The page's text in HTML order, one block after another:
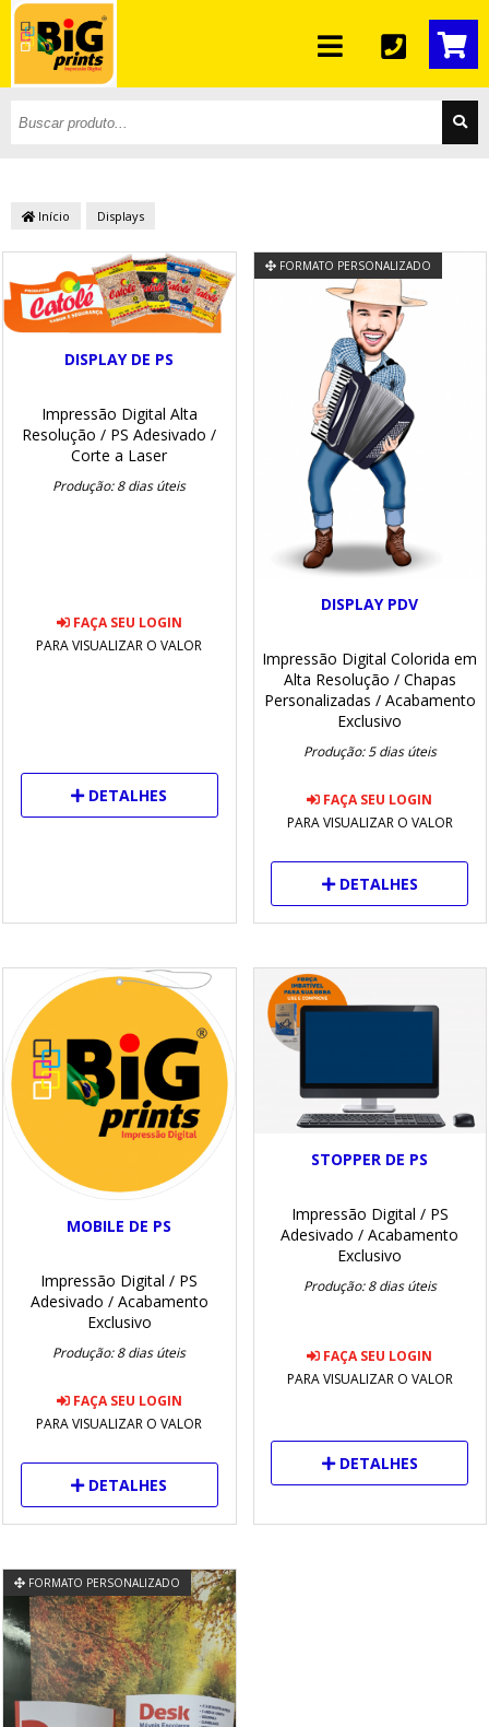
Início Displays
DISPLAY DE PS
Impressão Digital Alta
Resolução / PS Adesivado /
Corte a Laser
Produção: 8 dias úteis
FAÇA SEU LOGIN
PARA VISUALIZAR O VALOR
DETALHES
FORMATO PERSONALIZADO
DISPLAY PDV
Impressão Digital Colorida em
Alta Resolução / Chapas
Personalizadas / Acabamento
Exclusivo
Produção: 5 dias úteis
FAÇA SEU LOGIN
PARA VISUALIZAR O VALOR
DETALHES
MOBILE DE PS
Impressão Digital / PS
Adesivado / Acabamento
Exclusivo
Produção: 8 dias úteis
FAÇA SEU LOGIN
PARA VISUALIZAR O VALOR
DETALHES
STOPPER DE PS
Impressão Digital / PS
Adesivado / Acabamento
Exclusivo
Produção: 8 dias úteis
FAÇA SEU LOGIN
PARA VISUALIZAR O VALOR
DETALHES
FORMATO PERSONALIZADO